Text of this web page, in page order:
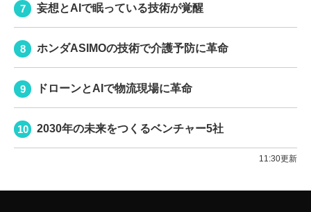
妄想とAIで眠っている技術が覚醒
ホンダASIMOの技術で介護予防に革命
ドローンとAIで物流現場に革命
2030年の未来をつくるベンチャー5社
11:30更新